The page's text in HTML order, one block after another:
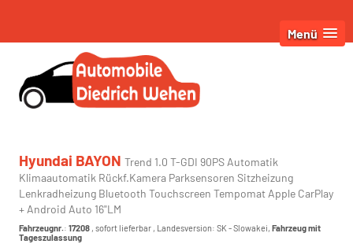
Menü
Hyundai BAYON Trend 1.0 T-GDI 90PS Automatik
Klimaautomatik Rückf.Kamera Parksensoren Sitzheizung
Lenkradheizung Bluetooth Touchscreen Tempomat Apple CarPlay
+ Android Auto 16"LM
Fahrzeugnr.: 17208 , sofort lieferbar , Landesversion: SK - Slowakei, Fahrzeug mit
Tageszulassung